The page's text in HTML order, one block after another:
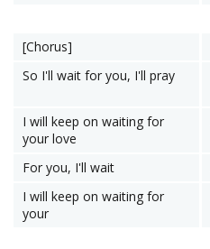
[Chorus]
So I'll wait for you, I'll pray
I will keep on waiting for
your love
For you, I'll wait
I will keep on waiting for
your